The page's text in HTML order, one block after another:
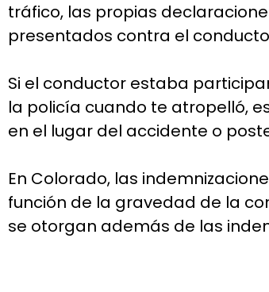
tráfico, las propias
presentados contra el
Si el conductor estaba
la policía cuando te atropelló,
en el lugar del accidente o
En Colorado, las
función de la gravedad de la
se otorgan además de las